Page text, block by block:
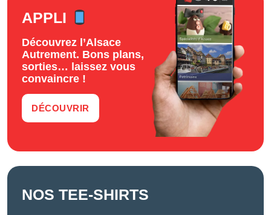
APPLI
Découvrez l’Alsace
Autrement. Bons plans,
sorties… laissez vous
convaincre !
DÉCOUVRIR
NOS TEE-SHIRTS